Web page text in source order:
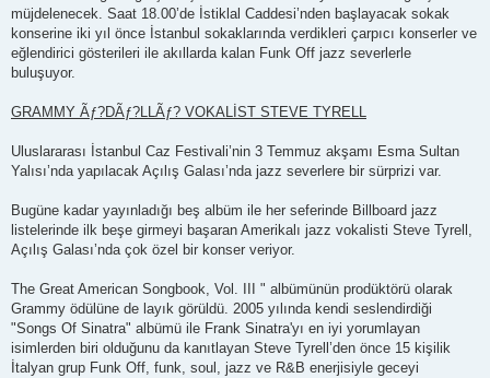
müjdelenecek. Saat 18.00’de İstiklal Caddesi’nden başlayacak sokak
konserine iki yıl önce İstanbul sokaklarında verdikleri çarpıcı konserler ve
eğlendirici gösterileri ile akıllarda kalan Funk Off jazz severlerle
buluşuyor.
GRAMMY Ãƒ?DÃƒ?LLÃƒ? VOKALİST STEVE TYRELL
Uluslararası İstanbul Caz Festivali’nin 3 Temmuz akşamı Esma Sultan
Yalısı’nda yapılacak Açılış Galası’nda jazz severlere bir sürprizi var.
Bugüne kadar yayınladığı beş albüm ile her seferinde Billboard jazz
listelerinde ilk beşe girmeyi başaran Amerikalı jazz vokalisti Steve Tyrell,
Açılış Galası’nda çok özel bir konser veriyor.
The Great American Songbook, Vol. III " albümünün prodüktörü olarak
Grammy ödülüne de layık görüldü. 2005 yılında kendi seslendirdiği
"Songs Of Sinatra" albümü ile Frank Sinatra'yı en iyi yorumlayan
isimlerden biri olduğunu da kanıtlayan Steve Tyrell’den önce 15 kişilik
İtalyan grup Funk Off, funk, soul, jazz ve R&B enerjisiyle geceyi